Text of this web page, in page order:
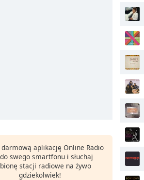
darmową aplikację Online Radio
swego smartfonu i słuchaj
stacji radiowe na żywo
gdziekolwiek!